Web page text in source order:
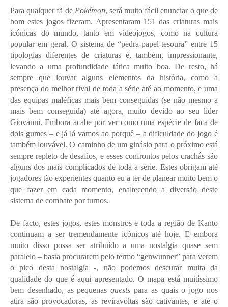
Para qualquer fã de Pokémon, será muito fácil enunciar o que de
bom estes jogos fizeram. Apresentaram 151 das criaturas mais
icónicas do mundo, tanto em videojogos, como na cultura
popular em geral. O sistema de “pedra-papel-tesoura” entre 15
tipologias diferentes de criaturas é, também, impressionante,
levando a uma profundidade tática muito boa. De resto, há
sempre que louvar alguns elementos da história, como a
presença do melhor rival de toda a série até ao momento, e uma
das equipas maléficas mais bem conseguidas (se não mesmo a
mais bem conseguida) até agora, muito devido ao seu líder
Giovanni. Embora acabe por ver como uma espécie de faca de
dois gumes – e já lá vamos ao porquê – a dificuldade do jogo é
também louvável. O caminho de um ginásio para o próximo está
sempre repleto de desafios, e esses confrontos pelos crachás são
alguns dos mais complicados de toda a série. Estes obrigam até
jogadores tão experientes quanto eu a ter de planear muito bem o
que fazer em cada momento, enaltecendo a diversão deste
sistema de combate por turnos.
De facto, estes jogos, estes monstros e toda a região de Kanto
continuam a ser tremendamente icónicos até hoje. E embora
muito disso possa ser atribuído a uma nostalgia quase sem
paralelo – basta procurarem pelo termo “genwunner” para verem
o pico desta nostalgia -, não podemos descurar muita da
qualidade do que é aqui apresentado. O mapa está muitíssimo
bem desenhado, as pequenasquests para as quais o jogo nos
atira são provocadoras, as reviravoltas são cativantes, e até o